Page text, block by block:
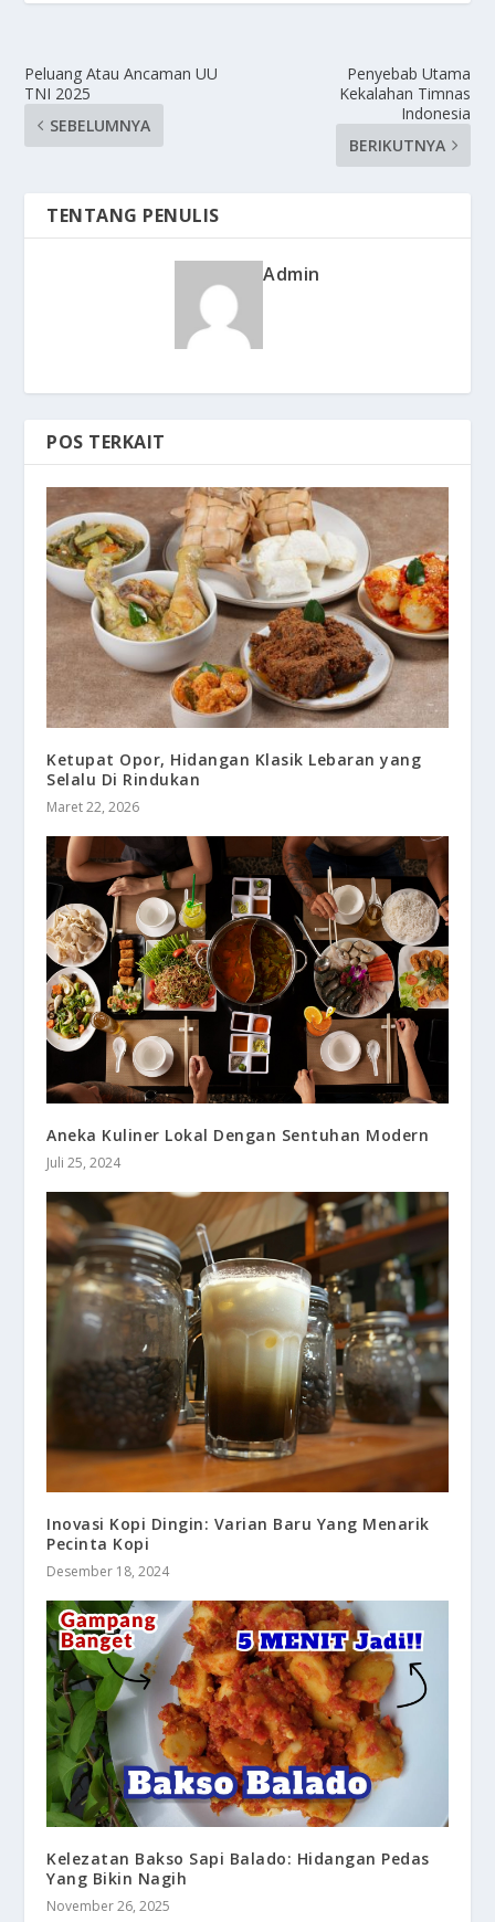
Peluang Atau Ancaman UU
TNI 2025
SEBELUMNYA
Penyebab Utama
Kekalahan Timnas
Indonesia
BERIKUTNYA
TENTANG PENULIS
Admin
POS TERKAIT
Ketupat Opor, Hidangan Klasik Lebaran yang
Selalu Di Rindukan
Maret 22, 2026
Aneka Kuliner Lokal Dengan Sentuhan Modern
Juli 25, 2024
Inovasi Kopi Dingin: Varian Baru Yang Menarik
Pecinta Kopi
Desember 18, 2024
Kelezatan Bakso Sapi Balado: Hidangan Pedas
Yang Bikin Nagih
November 26, 2025